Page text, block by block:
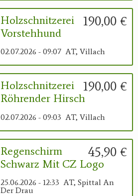
190,00 €
Holzschnitzerei
Vorstehhund
02.07.2026 - 09:07 AT, Villach
190,00 €
Holzschnitzerei
Röhrender Hirsch
02.07.2026 - 09:03 AT, Villach
45,90 €
Regenschirm
Schwarz Mit CZ Logo
25.06.2026 - 12:33 AT, Spittal An
Der Drau